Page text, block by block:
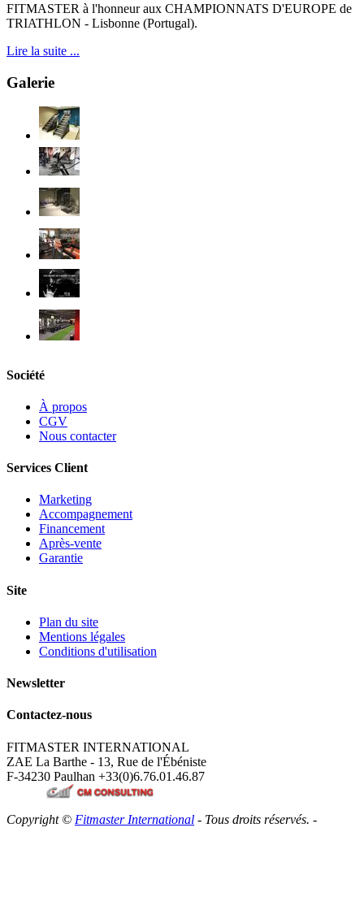
FITMASTER à l'honneur aux CHAMPIONNATS D'EUROPE de
TRIATHLON - Lisbonne (Portugal).
Lire la suite ...
Galerie
Société
À propos
CGV
Nous contacter
Services Client
Marketing
Accompagnement
Financement
Après-vente
Garantie
Site
Plan du site
Mentions légales
Conditions d'utilisation
Newsletter
Contactez-nous
FITMASTER INTERNATIONAL
ZAE La Barthe - 13, Rue de l'Ébéniste
F-34230 Paulhan +33(0)6.76.01.46.87
Copyright © Fitmaster International - Tous droits réservés. -